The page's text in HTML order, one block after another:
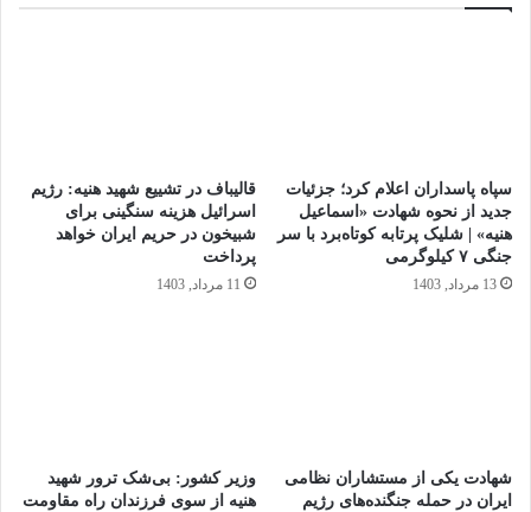
سپاه پاسداران اعلام کرد؛ جزئیات
جدید از نحوه شهادت «اسماعیل
هنیه» | شلیک پرتابه کوتاه‌برد با سر
جنگی ۷ کیلوگرمی
13 مرداد, 1403
قالیباف در تشییع شهید هنیه: رژیم
اسرائیل هزینه سنگینی برای
شبیخون در حریم ایران خواهد
پرداخت
11 مرداد, 1403
شهادت یکی از مستشاران نظامی
ایران در حمله جنگنده‌های رژیم
وزیر کشور: بی‌شک ترور شهید
هنیه از سوی فرزندان راه مقاومت